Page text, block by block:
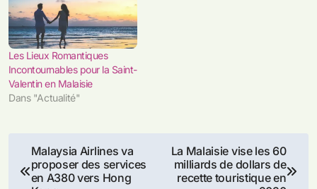
Les Lieux Romantiques
Incontournables pour la Saint-
Valentin en Malaisie
Dans "Actualité"
Navigation
de
Malaysia Airlines va
proposer des services
en A380 vers Hong
La Malaisie vise les 60
milliards de dollars de
recette touristique en